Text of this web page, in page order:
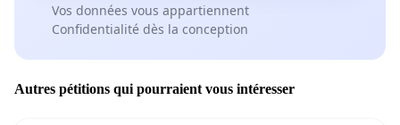
Vos données vous appartiennent
Confidentialité dès la conception
Autres pétitions qui pourraient vous intéresser